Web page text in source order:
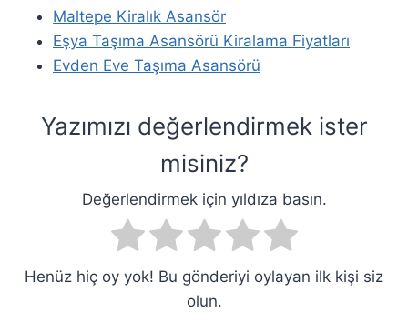
Maltepe Kiralık Asansör
Eşya Taşıma Asansörü Kiralama Fiyatları
Evden Eve Taşıma Asansörü
Yazımızı değerlendirmek ister
misiniz?
Değerlendirmek için yıldıza basın.
Henüz hiç oy yok! Bu gönderiyi oylayan ilk kişi siz
olun.